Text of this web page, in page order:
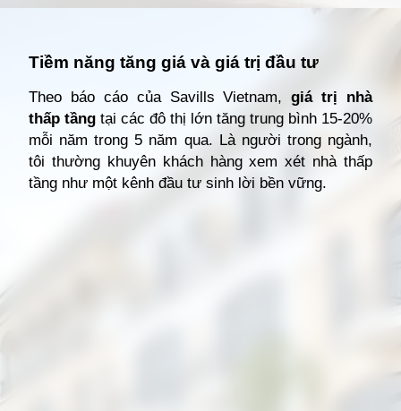
Tiềm năng tăng giá và giá trị đầu tư
Theo báo cáo của Savills Vietnam,giá trị nhà
thấp tầng tại các đô thị lớn tăng trung bình 15-20%
mỗi năm trong 5 năm qua. Là người trong ngành,
tôi thường khuyên khách hàng xem xét nhà thấp
tầng như một kênh đầu tư sinh lời bền vững.